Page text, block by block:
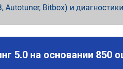
Autotuner, Bitbox) и
5.0 на основании 850